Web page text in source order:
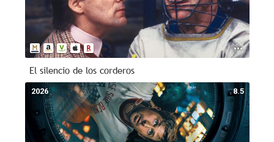
El silencio de los corderos
8.5
2026